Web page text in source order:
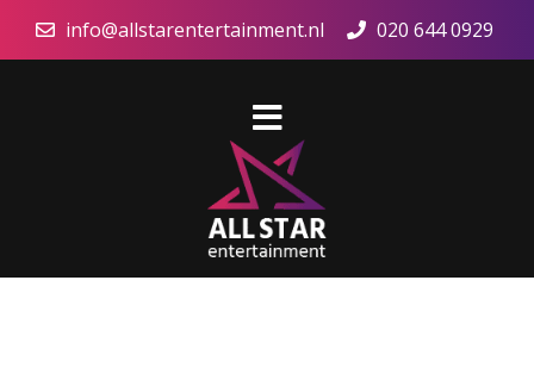
info@allstarentertainment.nl 020 644 0929